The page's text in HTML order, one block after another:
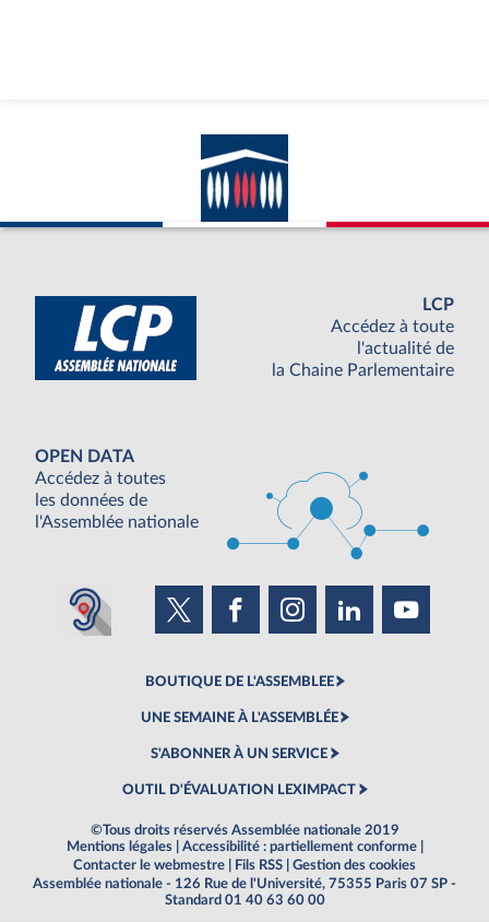
LCP
Accédez à toute
l'actualité de
la Chaine Parlementaire
OPEN DATA
Accédez à toutes
les données de
l'Assemblée nationale
BOUTIQUE DE L'ASSEMBLEE
UNE SEMAINE À L'ASSEMBLÉE
S'ABONNER À UN SERVICE
OUTIL D'ÉVALUATION LEXIMPACT
©Tous droits réservés Assemblée nationale 2019
Mentions légales
Accessibilité : partiellement conforme
Contacter le webmestre
Fils RSS
Gestion des cookies
Assemblée nationale - 126 Rue de l'Université, 75355 Paris 07 SP -
Standard 01 40 63 60 00